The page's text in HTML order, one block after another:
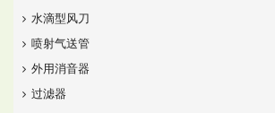
水滴型风刀
喷射气送管
外用消音器
过滤器